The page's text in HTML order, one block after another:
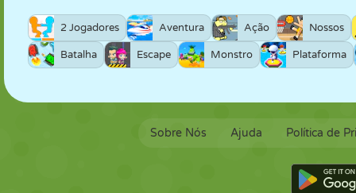
2 Jogadores Aventura Ação Nossos
Batalha Escape Monstro Plataforma
Sobre Nós Ajuda Política de